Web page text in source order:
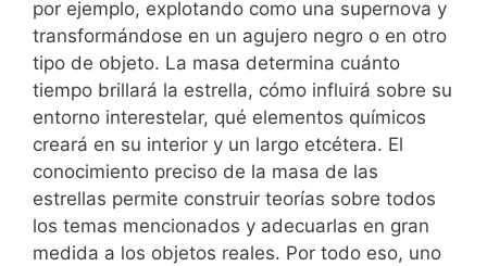
por ejemplo, explotando como una supernova y
transformándose en un agujero negro o en otro
tipo de objeto. La masa determina cuánto
tiempo brillará la estrella, cómo influirá sobre su
entorno interestelar, qué elementos químicos
creará en su interior y un largo etcétera. El
conocimiento preciso de la masa de las
estrellas permite construir teorías sobre todos
los temas mencionados y adecuarlas en gran
medida a los objetos reales. Por todo eso, uno